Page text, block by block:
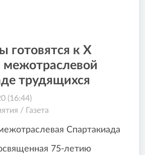
готовятся к Х
межотраслевой
трудящихся
(16:44)
/ Газета
Спартакиада
75-летию